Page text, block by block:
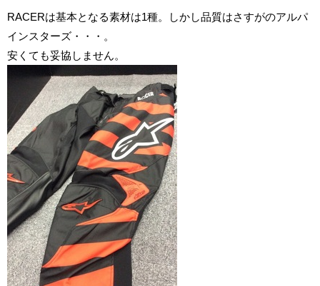
RACERは基本となる素材は1種。しかし品質はさすがのアルパ
インスターズ・・・。
安くても妥協しません。